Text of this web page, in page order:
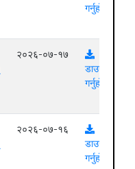
गर्नुहोस्
२०२६-०७-१७
डाउनलोड
गर्नुहोस्
२०२६-०७-१६
डाउनलोड
गर्नुहोस्